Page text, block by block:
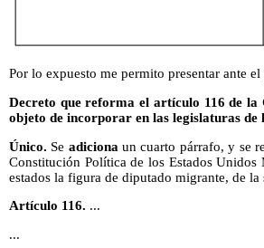
Por lo expuesto me permito presentar ante
Decreto que reforma el artículo 116 de la
objeto de incorporar en las legislaturas
Único. Se adiciona un cuarto párrafo, y se
Constitución Política de los Estados
estados la figura de diputado migrante, de la
Artículo 116. ...
...